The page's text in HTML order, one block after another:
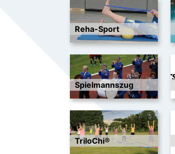
Reha-Sport
Spielmannszug
TriloChi®